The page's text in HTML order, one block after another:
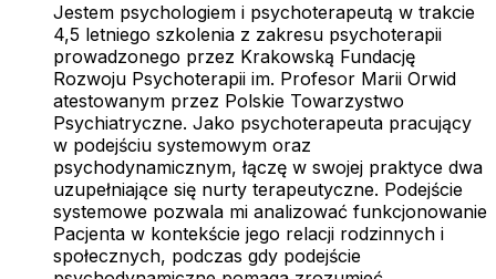
Jestem psychologiem i psychoterapeutą w trakcie
4,5 letniego szkolenia z zakresu psychoterapii
prowadzonego przez Krakowską Fundację
Rozwoju Psychoterapii im. Profesor Marii Orwid
atestowanym przez Polskie Towarzystwo
Psychiatryczne. Jako psychoterapeuta pracujący
w podejściu systemowym oraz
psychodynamicznym, łączę w swojej praktyce dwa
uzupełniające się nurty terapeutyczne. Podejście
systemowe pozwala mi analizować funkcjonowanie
Pacjenta w kontekście jego relacji rodzinnych i
społecznych, podczas gdy podejście